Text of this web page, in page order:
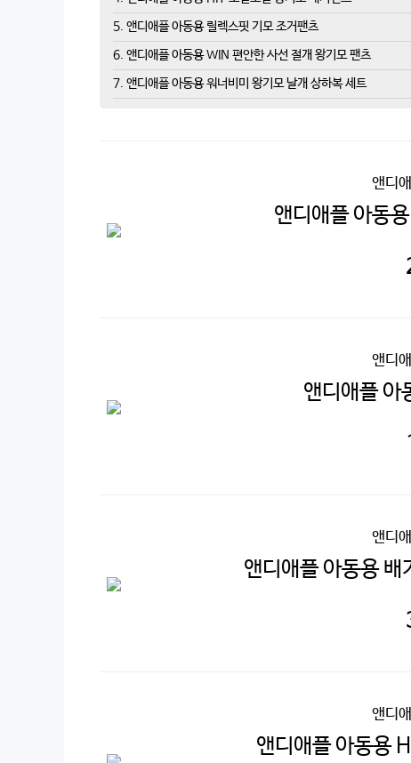
5. 앤디애플 아동용 릴렉스핏 기모 조거팬츠
6. 앤디애플 아동용 WIN 편안한 사선 절개 왕기모 팬츠
7. 앤디애플 아동용 워너비미 왕기모 날개 상하복 세트
앤디
앤디애플 아동
앤디
앤디애플 아
앤디
앤디애플 아동용 배
앤디
앤디애플 아동용